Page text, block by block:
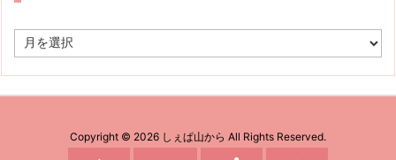
ー
Copyright © 2026 しぇぱ山から All Rights Reserved.